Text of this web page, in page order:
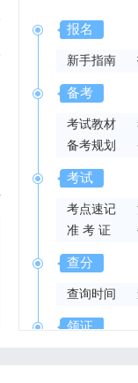
2026年集成官
2026系
理工程
报名
新手指南
备考
考试教材
备考规划
考试
考点速记
准 考 证
查分
查询时间
领证